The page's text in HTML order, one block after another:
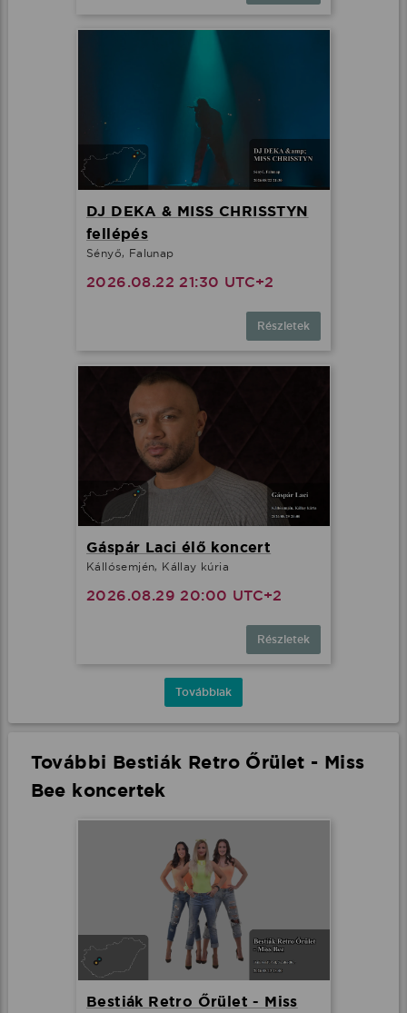
DJ DEKA & MISS CHRISSTYN
fellépés
Sényő, Falunap
2026.08.22 21:30 UTC+2
Részletek
Gáspár Laci élő koncert
Kállósemjén, Kállay kúria
2026.08.29 20:00 UTC+2
Részletek
Továbbiak
További Bestiák Retro Őrület - Miss
Bee koncertek
Bestiák Retro Őrület - Miss